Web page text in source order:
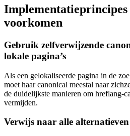
Implementatieprincipes
voorkomen
Gebruik zelfverwijzende
lokale pagina’s
Als een gelokaliseerde pagina in de
moet haar canonical meestal naar
de duidelijkste manieren om hreflang-
vermijden.
Verwijs naar alle